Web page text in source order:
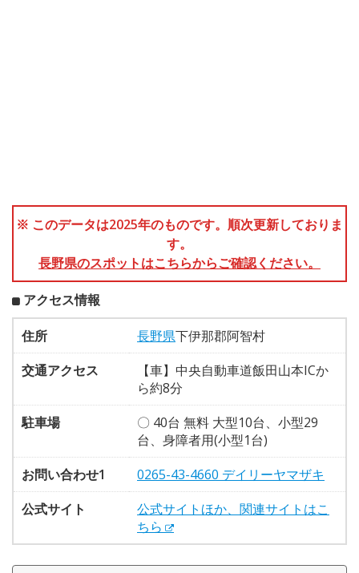
※ このデータは2025年のものです。順次更新しておりま
す。
長野県のスポットはこちらからご確認ください。
アクセス情報
住所 長野県下伊那郡阿智村
交通アクセス
【車】中央自動車道飯田山本ICか
ら約8分
駐車場
〇 40台 無料 大型10台、小型29
台、身障者用(小型1台)
お問い合わせ1
0265-43-4660 デイリーヤマザキ
公式サイト
公式サイトほか、関連サイトはこ
ちら